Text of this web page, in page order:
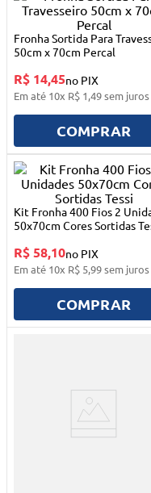
Fronha Sortida Para
50cm x 70cm Percal
R$ 14,45no PIX
Em até 10x R$ 1,49sem juros
COMPRAR
Kit Fronha 400 Fios 2
50x70cm Cores Sortidas
R$ 58,10no PIX
Em até 10x R$ 5,99sem juros
COMPRAR